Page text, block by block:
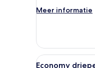
Meer informatie
Meer
gedeelde
badkamer
Alle8
Economy